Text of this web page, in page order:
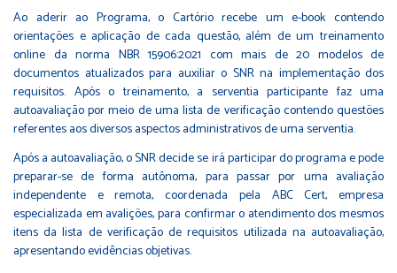
Ao aderir ao Programa, o Cartório recebe um e-book contendo
orientações e aplicação de cada questão, além de um treinamento
online da norma NBR 15906:2021 com mais de 20 modelos de
documentos atualizados para auxiliar o SNR na implementação dos
requisitos. Após o treinamento, a serventia participante faz uma
autoavaliação por meio de uma lista de verificação contendo questões
referentes aos diversos aspectos administrativos de uma serventia.
Após a autoavaliação, o SNR decide se irá participar do programa e pode
preparar-se de forma autônoma, para passar por uma avaliação
independente e remota, coordenada pela ABC Cert, empresa
especializada em avalições, para confirmar o atendimento dos mesmos
itens da lista de verificação de requisitos utilizada na autoavaliação,
apresentando evidências objetivas.